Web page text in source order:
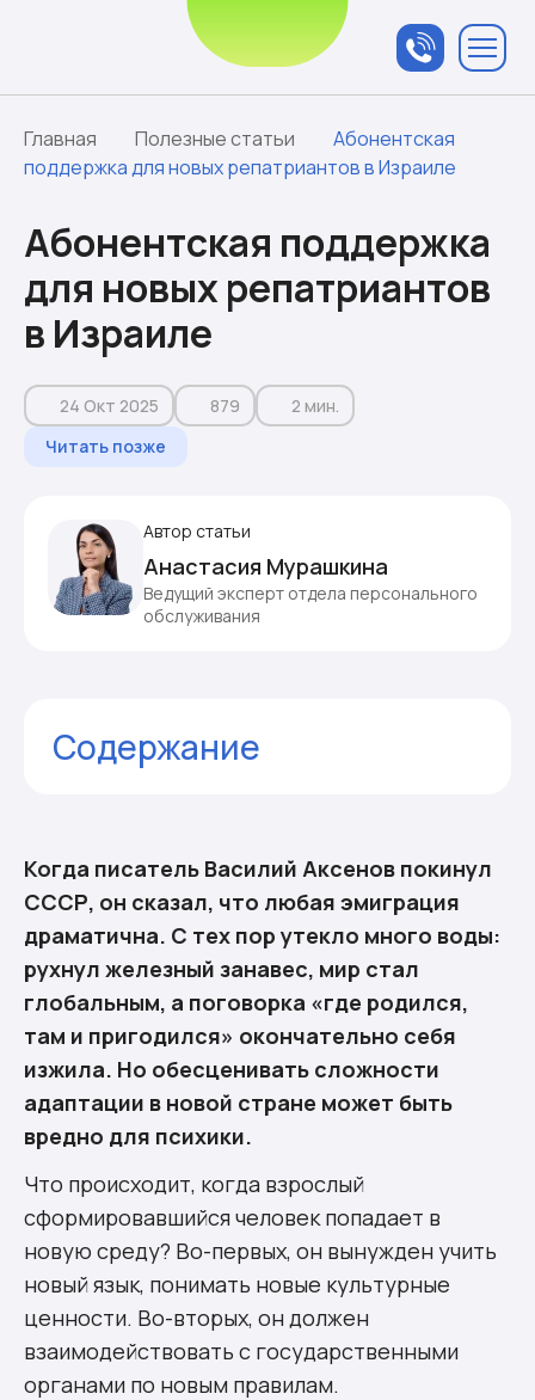
менеджером
Главная Полезные статьи
Абонентская
поддержка для новых репатриантов в Израиле
Абонентская поддержка
для новых репатриантов
в Израиле
Читать позже
24 Окт 2025 879 2 мин.
Автор статьи
Анастасия Мурашкина
Ведущий эксперт отдела персонального
обслуживания
Содержание
Комментарии
Когда писатель Василий Аксенов покинул
СССР, он сказал, что любая эмиграция
драматична. С тех пор утекло много воды:
рухнул железный занавес, мир стал
глобальным, а поговорка «где родился,
там и пригодился» окончательно себя
изжила. Но обесценивать сложности
адаптации в новой стране может быть
вредно для психики.
Что происходит, когда взрослый
сформировавшийся человек попадает в
новую среду? Во-первых, он вынужден учить
новый язык, понимать новые культурные
ценности. Во-вторых, он должен
взаимодействовать с государственными
органами по новым правилам.